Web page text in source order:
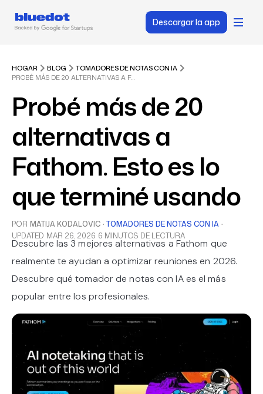
Descargar la app
HOGAR BLOG
TOMADORES DE NOTAS CON IA
PROBÉ MÁS DE 20 ALTERNATIVAS A FATHOM. ESTO ES LO QUE TERMINÉ USANDO
Probé más de 20
alternativas a
Fathom. Esto es lo
que terminé usando
POR MATIJA KODALOVIC · TOMADORES DE NOTAS CON IA ·
UPDATED MAR 26, 2026 6 MINUTOS DE LECTURA
Descubre las 3 mejores alternativas a Fathom que
realmente te ayudan a optimizar reuniones en 2026.
Descubre qué tomador de notas con IA es el más
popular entre los profesionales.